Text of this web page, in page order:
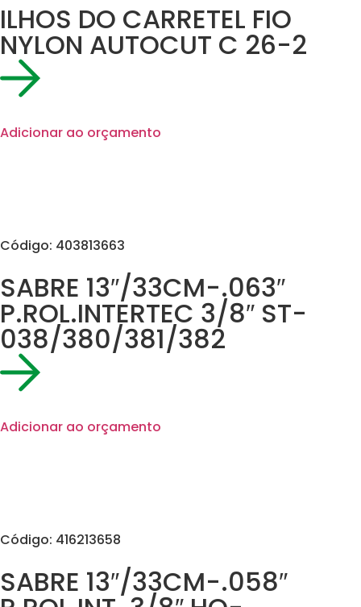
ILHOS DO CARRETEL FIO
NYLON AUTOCUT C 26-2
Adicionar ao orçamento
Código: 403813663
SABRE 13″/33CM-.063″
P.ROL.INTERTEC 3/8″ ST-
038/380/381/382
Adicionar ao orçamento
Código: 416213658
SABRE 13″/33CM-.058″